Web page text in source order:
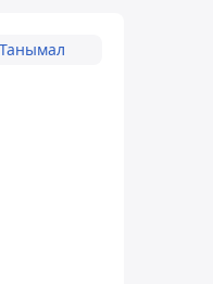
Танымал